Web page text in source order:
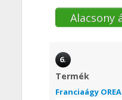
Alacsony
6.
Termék
Franciaágy OREA